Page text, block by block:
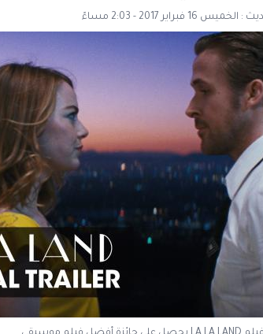
16 فبراير 2017 - 2:03 مساءً